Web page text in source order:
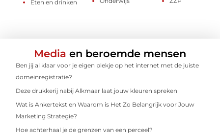
Eten en drinken
Media en beroemde mensen
Ben jij al klaar voor je eigen plekje op het internet met de juiste
domeinregistratie?
Deze drukkerij nabij Alkmaar laat jouw kleuren spreken
Wat is Ankertekst en Waarom is Het Zo Belangrijk voor Jouw
Marketing Strategie?
Hoe achterhaal je de grenzen van een perceel?